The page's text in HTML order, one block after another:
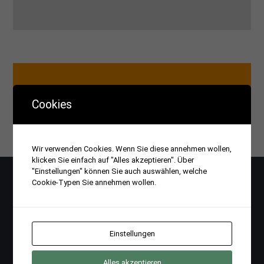
Rufen Sie uns einfach an:
Cookies
Wir verwenden Cookies. Wenn Sie diese annehmen wollen,
klicken Sie einfach auf "Alles akzeptieren". Über
"Einstellungen" können Sie auch auswählen, welche
Cookie-Typen Sie annehmen wollen.
Einstellungen